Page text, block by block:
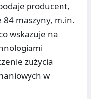
producent,
84 maszyny, m.in.
wskazuje na
zużycia
w